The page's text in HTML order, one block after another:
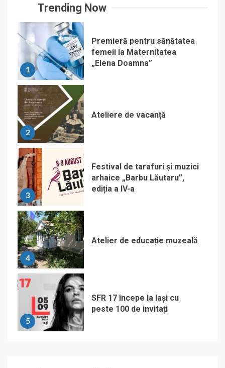
Trending Now
1
Premieră pentru sănătatea
femeii la Maternitatea
„Elena Doamna”
2
Ateliere de vacanță
3
Festival de tarafuri și muzici
arhaice „Barbu Lăutaru”,
ediția a IV-a
4
Atelier de educație muzeală
5
SFR 17 începe la Iași cu
peste 100 de invitați